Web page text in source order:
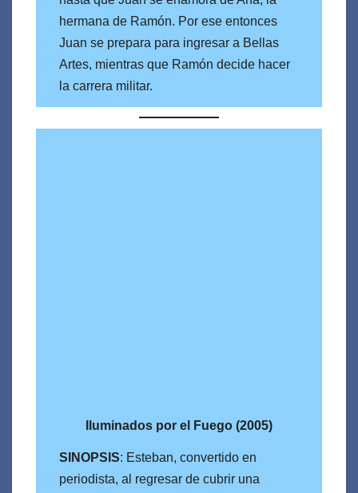
hermana de Ramón. Por ese entonces
Juan se prepara para ingresar a Bellas
Artes, mientras que Ramón decide hacer
la carrera militar.
Iluminados por el Fuego (2005)
SINOPSIS: Esteban, convertido en
periodista, al regresar de cubrir una